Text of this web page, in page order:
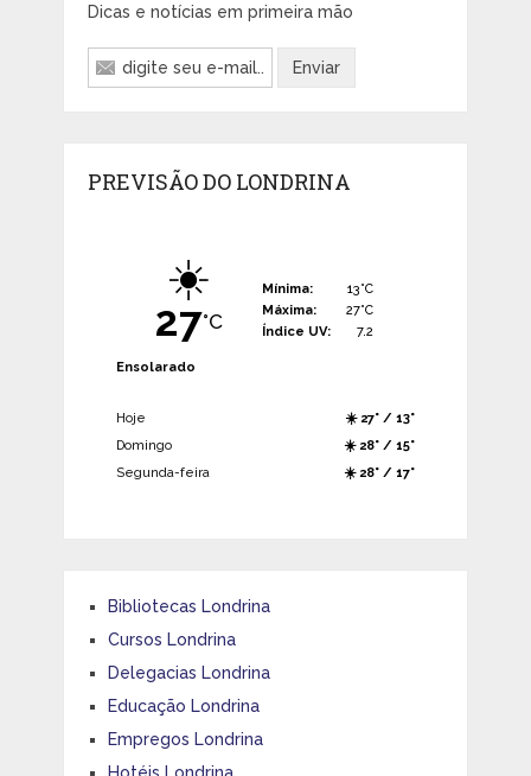
Dicas e notícias em primeira mão
PREVISÃO DO LONDRINA
☀️
27°C
Mínima:
13°C
Máxima:
27°C
Índice UV:
7.2
Ensolarado
Hoje
☀️ 27° / 13°
Domingo
☀️ 28° / 15°
Segunda-feira
☀️ 28° / 17°
Bibliotecas Londrina
Cursos Londrina
Delegacias Londrina
Educação Londrina
Empregos Londrina
Hotéis Londrina